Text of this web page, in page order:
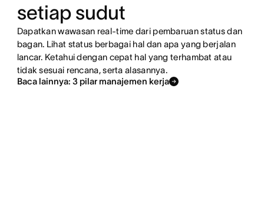
setiap sudut
Dapatkan wawasan real-time dari pembaruan status dan
bagan. Lihat status berbagai hal dan apa yang berjalan
lancar. Ketahui dengan cepat hal yang terhambat atau
tidak sesuai rencana, serta alasannya.
Baca lainnya: 3 pilar manajemen kerja